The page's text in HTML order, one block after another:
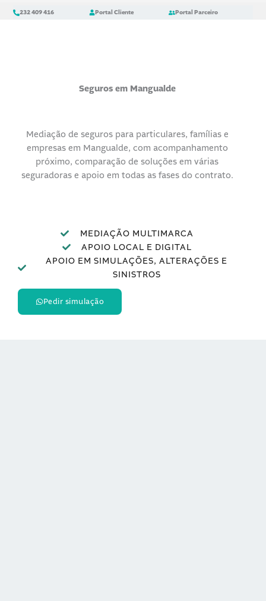
content
232 409 416 Portal Cliente Portal Parceiro
Seguros em Mangualde
Mediação de seguros para particulares, famílias e
empresas em Mangualde, com acompanhamento
próximo, comparação de soluções em várias
seguradoras e apoio em todas as fases do contrato.
MEDIAÇÃO MULTIMARCA
APOIO LOCAL E DIGITAL
APOIO EM SIMULAÇÕES, ALTERAÇÕES E
SINISTROS
Pedir simulação